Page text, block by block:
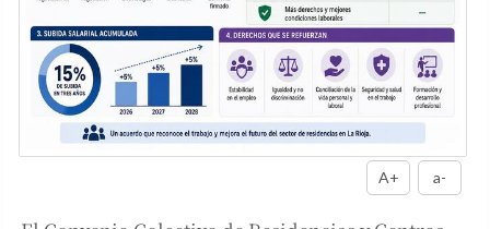
A+ a-